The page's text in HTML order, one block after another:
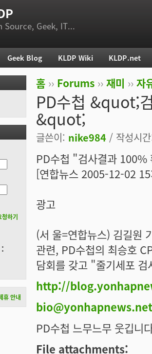
Source, Geek, IT...
현재 위치
홈 ›› Forums ›› 재미 ›› 자
PD수첩 &quot;
&quot;
글쓴이: nike984 / 작성시
PD수첩 "검사결과 100%
[연합뉴스 2005-12-02
광고
(서 울=연합뉴스) 김길원
관련, PD수첩의 최승호
담회를 갖고 "줄기세포
http://
bio@yonhapnews.net
PD수첩 느무느무 웃깁니
File attachments:
Geek Blog KLDP Wiki KLDP.net
청하기
Naver
휴 안내